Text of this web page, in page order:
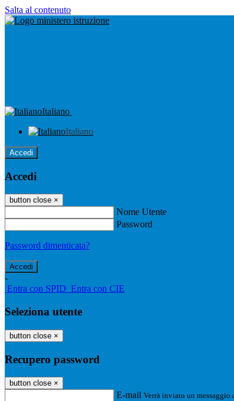
Salta al contenuto
Italiano
Italiano
Accedi
Accedi
button close ×
Nome Utente
Password
Password dimenticata?
-
Entra con SPID Entra con CIE
Seleziona utente
button close ×
Recupero password
button close ×
E-mail Verrà inviato un